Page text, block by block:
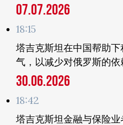
07.07.2026
18:15
塔吉克斯坦在中国帮助
气，以减少对俄罗斯的依
30.06.2026
18:42
塔吉克斯坦金融与保险